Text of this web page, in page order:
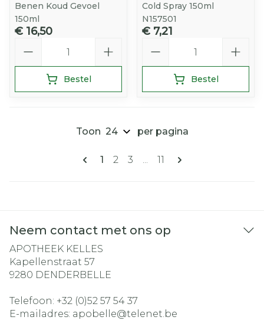
Benen Koud Gevoel
150ml
€ 16,50
Bestel
Cold Spray 150ml
N157501
€ 7,21
Bestel
Pagina's
U lees momenteel pagina
1 Pagina
2 Pagina
3 ... Pagina
11
Toon per pagina
Neem contact met ons op
APOTHEEK KELLES
Kapellenstraat 57
9280 DENDERBELLE
Telefoon: +32 (0)52 57 54 37
E-mailadres: apobelle@telenet.be